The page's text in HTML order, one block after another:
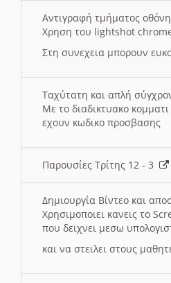
Αντιγραφή τμήματος
Χρηση του lightshot
Στη συνεχεια μπορουν
Ταχύτατη και απλή
Με το διαδικτυακο
εχουν κωδικο προσβασης
Παρουσίες Τρίτης 12 - 3
Δημιουργία Βίντεο και
Χρησιμοποιει κανεις το
που δειχνει μεσω
και να στειλει στους